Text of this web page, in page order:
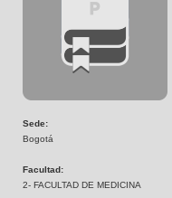
Sede:
Bogotá
Facultad:
2- FACULTAD DE MEDICINA